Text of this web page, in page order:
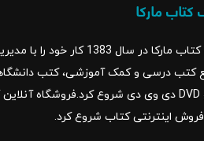
بانک کتاب مارکا در سال
فروش اینترنتی کتاب شروع کرد.